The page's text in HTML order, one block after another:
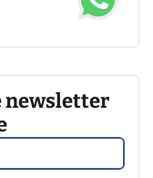
newsletter